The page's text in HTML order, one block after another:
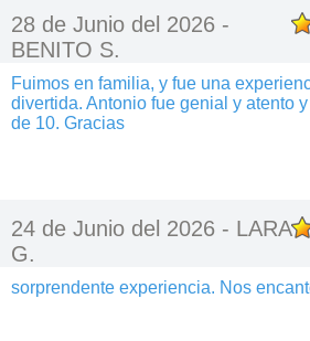
28 de Junio del 2026 -
BENITO S.
Fuimos en familia, y fue una
divertida. Antonio fue genial y atento
de 10. Gracias
24 de Junio del 2026 - LARA
G.
sorprendente experiencia. Nos